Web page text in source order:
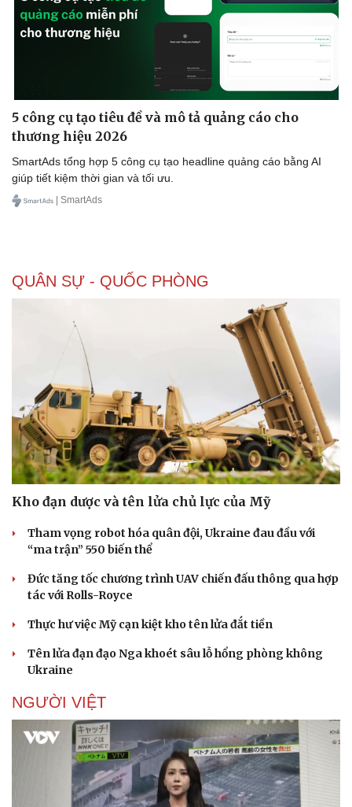
Thông tin doanh nghiệp
Doanh nghiệp 24h
Doanh nhân
Vì cộng đồng
Công nghệ
Sành điệu
Tin Công nghệ
Trải nghiệm
5 công cụ tạo tiêu đề và mô tả quảng cáo cho
thương hiệu 2026
SmartAds tổng hợp 5 công cụ tạo headline quảng cáo bằng AI
giúp tiết kiệm thời gian và tối ưu.
| SmartAds
QUÂN SỰ - QUỐC PHÒNG
Kho đạn dược và tên lửa chủ lực của Mỹ
Tham vọng robot hóa quân đội, Ukraine đau đầu với
“ma trận” 550 biến thể
Đức tăng tốc chương trình UAV chiến đấu thông qua hợp
tác với Rolls-Royce
Thực hư việc Mỹ cạn kiệt kho tên lửa đắt tiền
Tên lửa đạn đạo Nga khoét sâu lỗ hổng phòng không
Ukraine
NGƯỜI VIỆT